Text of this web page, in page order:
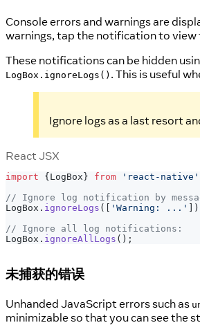
Console errors and warnings are
warnings, tap the notification to view
These notifications can be hidden
LogBox.ignoreLogs() . This is useful
Ignore logs as a last resort
React JSX
import {LogBox} from 'react-native'
// Ignore log notification by
LogBox . ignoreLogs ( [ 'Warning: ...' ] )
// Ignore all log notifications:
LogBox . ignoreAllLogs ( ) ;
未捕获的错误
Unhanded JavaScript errors such as
minimizable so that you can see the